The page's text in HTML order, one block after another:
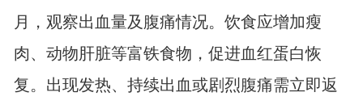
月，观察出血量及腹痛情况。饮食应增加瘦
肉、动物肝脏等富铁食物，促进血红蛋白恢
复。出现发热、持续出血或剧烈腹痛需立即返